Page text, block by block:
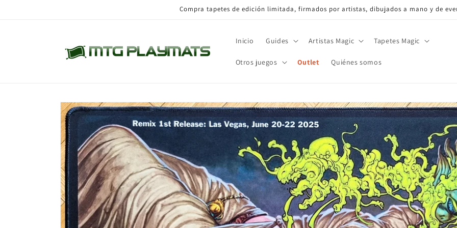
Compra tapetes de edición limitada, firmados por artistas, dibujados a mano y de
Inicio Guides Artistas Magic Tapetes Magic
Otros juegos Outlet Quiénes somos
directamente
a la
información
del producto